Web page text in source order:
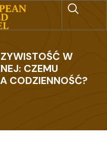
W
CZEMU
CODZIENNOŚĆ?